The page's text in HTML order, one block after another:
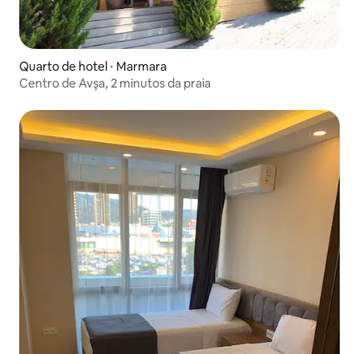
Quarto de hotel ⋅ Marmara
Centro de Avşa, 2 minutos da praia